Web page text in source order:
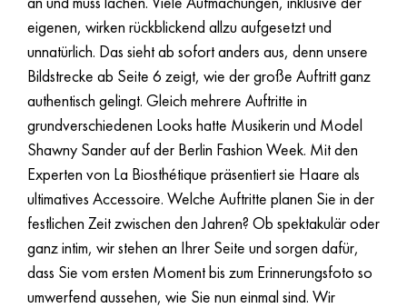
eigenen, wirken rückblickend allzu aufgesetzt und
unnatürlich. Das sieht ab sofort anders aus, denn unsere
Bildstrecke ab Seite 6 zeigt, wie der große Auftritt ganz
authentisch gelingt. Gleich mehrere Auftritte in
grundverschiedenen Looks hatte Musikerin und Model
Shawny Sander auf der Berlin Fashion Week. Mit den
Experten von La Biosthétique präsentiert sie Haare als
ultimatives Accessoire. Welche Auftritte planen Sie in der
festlichen Zeit zwischen den Jahren? Ob spektakulär oder
ganz intim, wir stehen an Ihrer Seite und sorgen dafür,
dass Sie vom ersten Moment bis zum Erinnerungsfoto so
umwerfend aussehen, wie Sie nun einmal sind. Wir